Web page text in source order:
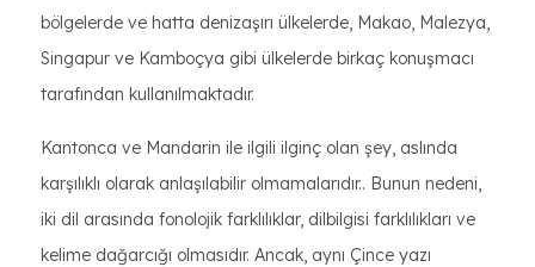
bölgelerde ve hatta denizaşırı ülkelerde, Makao, Malezya,
Singapur ve Kamboçya gibi ülkelerde birkaç konuşmacı
tarafından kullanılmaktadır.
Kantonca ve Mandarin ile ilgili ilginç olan şey, aslında
karşılıklı olarak anlaşılabilir olmamalarıdır.. Bunun nedeni,
iki dil arasında fonolojik farklılıklar, dilbilgisi farklılıkları ve
kelime dağarcığı olmasıdır. Ancak, aynı Çince yazı